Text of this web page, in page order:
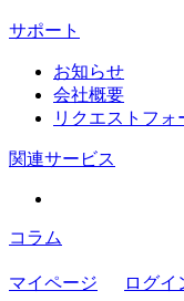
サポート
お知らせ
会社概要
リクエストフォ
関連サービス
コラム
マイページ ログイ